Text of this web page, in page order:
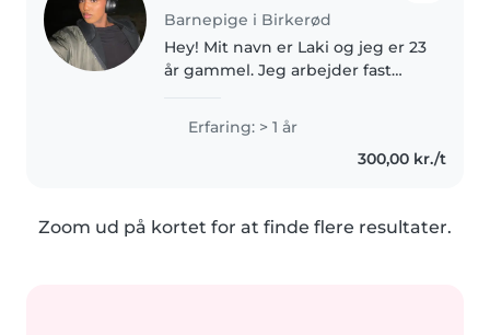
Barnepige i Birkerød
Hey! Mit navn er Laki og jeg er 23
år gammel. Jeg arbejder fast
plejehjem og har tidligere
arbejdet som
pædagogmedhjælper i en
Erfaring: > 1 år
300,00 kr./t
Zoom ud på kortet for at finde flere resultater.